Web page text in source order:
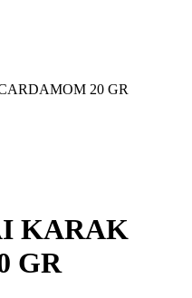
20 GR
KARAK
GR